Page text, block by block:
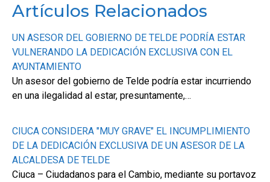
Artículos Relacionados
UN ASESOR DEL GOBIERNO DE TELDE PODRÍA ESTAR
VULNERANDO LA DEDICACIÓN EXCLUSIVA CON EL
AYUNTAMIENTO
Un asesor del gobierno de Telde podría estar incurriendo
en una ilegalidad al estar, presuntamente,…
CIUCA CONSIDERA "MUY GRAVE" EL INCUMPLIMIENTO
DE LA DEDICACIÓN EXCLUSIVA DE UN ASESOR DE LA
ALCALDESA DE TELDE
Ciuca – Ciudadanos para el Cambio, mediante su portavoz